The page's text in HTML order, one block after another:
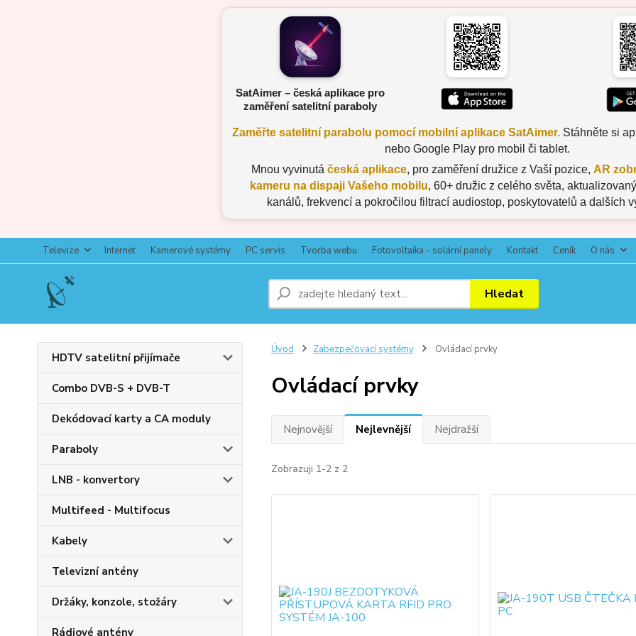
SatAimer – česká aplikace pro
zaměření satelitní paraboly
Zaměřte satelitní parabolu pomocí mobilní aplikace SatAimer.Stáhněte si
nebo Google Play pro mobil či tablet.
Mnou vyvinutá česká aplikace, pro zaměření družice z Vaší pozice, AR
kameru na dispaji Vašeho mobilu, 60+ družic z celého světa,
kanálů, frekvencí a pokročilou filtrací audiostop, poskytovatelů a dalších
Televize Internet Kamerové systémy PC servis Tvorba webu Fotovoltaika - solární panely Kontakt Ceník O nás
Hledat
HDTV satelitní přijímače
Combo DVB-S + DVB-T
Dekódovací karty a CA moduly
Paraboly
LNB - konvertory
Multifeed - Multifocus
Kabely
Televizní antény
Držáky, konzole, stožáry
Rádiové antény
Úvod Zabezpečovací systémy Ovládací prvky
Ovládací prvky
Nejnovější Nejlevnější Nejdražší
Zobrazuji 1-2 z 2